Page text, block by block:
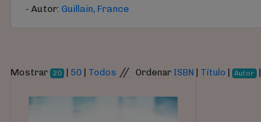
- Autor: Guillain, France
Mostrar 20 | 50 Todos // Ordenar ISBN Título Autor